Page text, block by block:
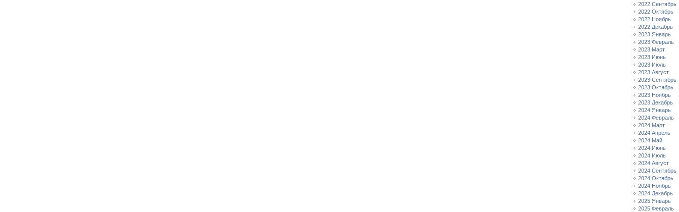
2022 Сентябрь
2022 Октябрь
2022 Ноябрь
2022 Декабрь
2023 Январь
2023 Февраль
2023 Март
2023 Июнь
2023 Июль
2023 Август
2023 Сентябрь
2023 Октябрь
2023 Ноябрь
2023 Декабрь
2024 Январь
2024 Февраль
2024 Март
2024 Апрель
2024 Май
2024 Июнь
2024 Июль
2024 Август
2024 Сентябрь
2024 Октябрь
2024 Ноябрь
2024 Декабрь
2025 Январь
2025 Февраль